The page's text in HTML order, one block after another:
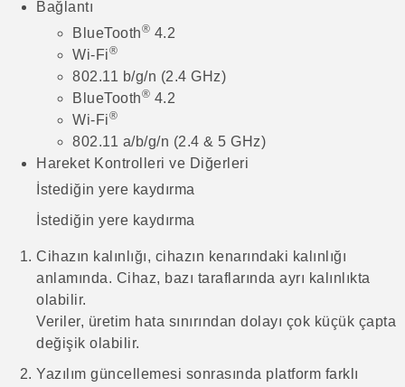
Bağlantı
BlueTooth® 4.2
Wi-Fi®
802.11 b/g/n (2.4 GHz)
BlueTooth® 4.2
Wi-Fi®
802.11 a/b/g/n (2.4 & 5 GHz)
Hareket Kontrolleri ve Diğerleri
İstediğin yere kaydırma
İstediğin yere kaydırma
Cihazın kalınlığı, cihazın kenarındaki kalınlığı
anlamında. Cihaz, bazı taraflarında ayrı kalınlıkta
olabilir.
Veriler, üretim hata sınırından dolayı çok küçük çapta
değişik olabilir.
Yazılım güncellemesi sonrasında platform farklı